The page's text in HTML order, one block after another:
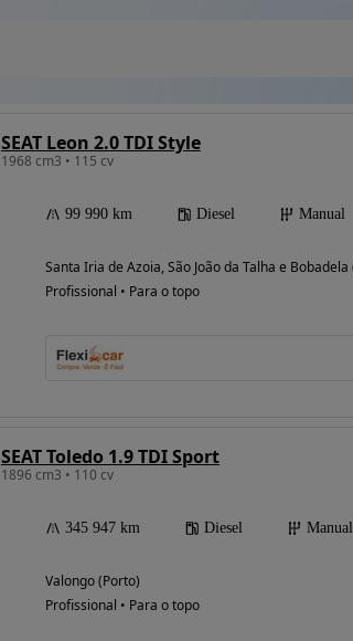
SEAT Leon 2.0 TDI Style
1968 cm3 • 115 cv
99 990 km Diesel Manual
Santa Iria de Azoia, São João da Talha e Bobadela
Profissional • Para o topo
SEAT Toledo 1.9 TDI Sport
1896 cm3 • 110 cv
345 947 km Diesel Manual
Valongo (Porto)
Profissional • Para o topo